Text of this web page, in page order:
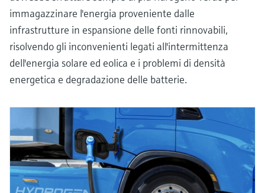
immagazzinare l'energia proveniente dalle
infrastrutture in espansione delle fonti rinnovabili,
risolvendo gli inconvenienti legati all'intermittenza
dell'energia solare ed eolica e i problemi di densità
energetica e degradazione delle batterie.